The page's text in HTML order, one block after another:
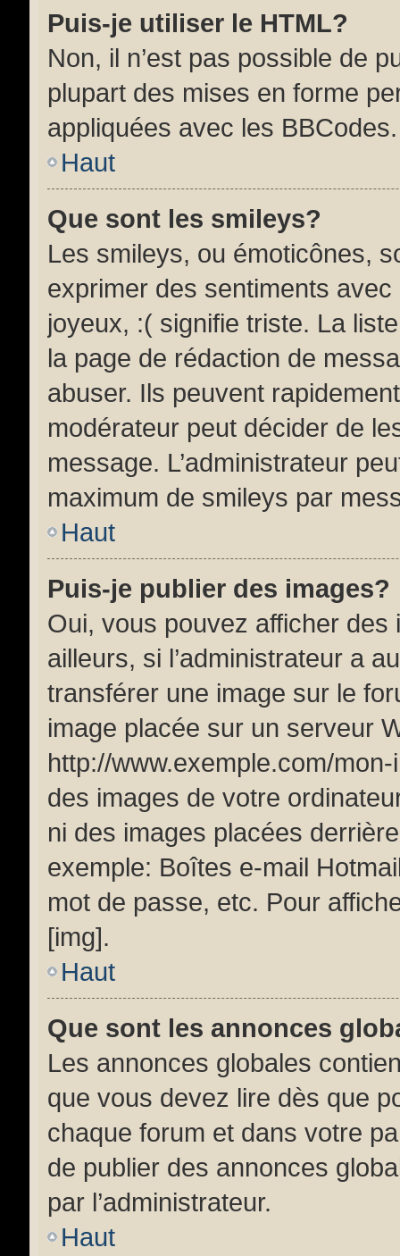
Puis-je utiliser le HTML?
Non, il n’est pas possible de
plupart des mises en forme
appliquées avec les BBCodes.
Haut
Que sont les smileys?
Les smileys, ou émoticônes,
exprimer des sentiments
joyeux, :( signifie triste. La
la page de rédaction de
abuser. Ils peuvent
modérateur peut décider de
message. L’administrateur
maximum de smileys par
Haut
Puis-je publier des images?
Oui, vous pouvez afficher
ailleurs, si l’administrateur a
transférer une image sur le
image placée sur un serveur
http://www.exemple.com/
des images de votre
ni des images placées
exemple: Boîtes e-mail
mot de passe, etc. Pour
[img].
Haut
Que sont les annonces
Les annonces globales
que vous devez lire dès que
chaque forum et dans votre
de publier des annonces
par l’administrateur.
Haut